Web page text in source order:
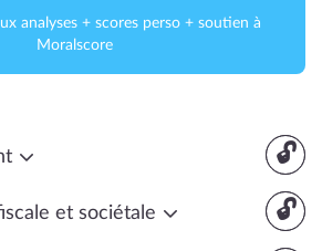
analyses + scores perso + soutien à
Moralscore
🔓
🔓
et sociétale